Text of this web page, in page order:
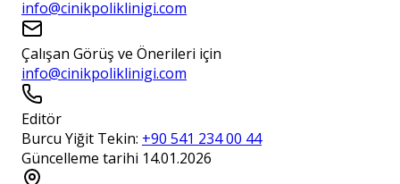
info@cinikpoliklinigi.com
Çalışan Görüş ve Önerileri için
info@cinikpoliklinigi.com
Editör
Burcu Yiğit Tekin: +90 541 234 00 44
Güncelleme tarihi 14.01.2026